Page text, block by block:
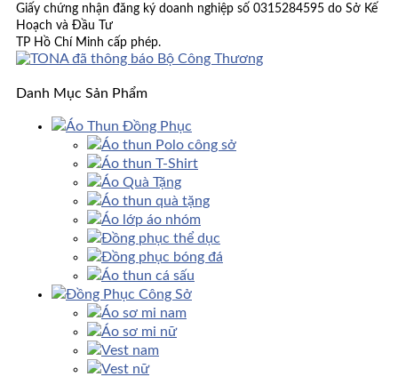
Giấy chứng nhận đăng ký doanh nghiệp số 0315284595 do Sở Kế
Hoạch và Đầu Tư
TP Hồ Chí Minh cấp phép.
Danh Mục Sản Phẩm
Áo Thun Đồng Phục
Áo thun Polo công sở
Áo thun T-Shirt
Áo Quà Tặng
Áo thun quà tặng
Áo lớp áo nhóm
Đồng phục thể dục
Đồng phục bóng đá
Áo thun cá sấu
Đồng Phục Công Sở
Áo sơ mi nam
Áo sơ mi nữ
Vest nam
Vest nữ